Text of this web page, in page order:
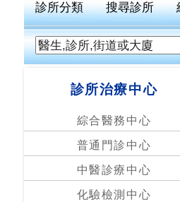
類
搜
按
搜
診所分類 搜尋診所
診所治療中心
綜合醫務中心
普通門診中心
中醫診療中心
化驗檢測中心